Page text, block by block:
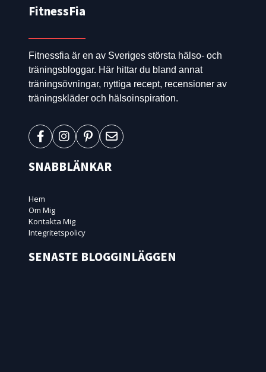
FitnessFia
Fitnessfia är en av Sveriges största hälso- och
träningsbloggar. Här hittar du bland annat
träningsövningar, nyttiga recept, recensioner av
träningskläder och hälsoinspiration.
SNABBLÄNKAR
Hem
Om Mig
Kontakta Mig
Integritetspolicy
SENASTE BLOGGINLÄGGEN